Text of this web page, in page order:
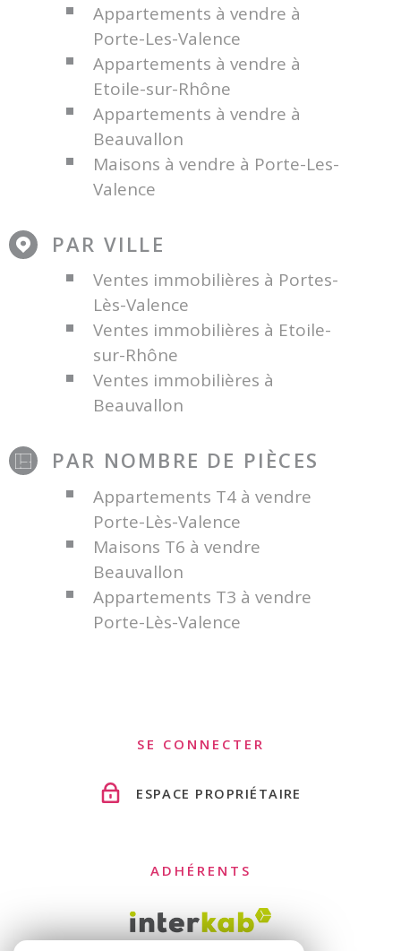
Appartements à vendre à
Porte-Les-Valence
Appartements à vendre à
Etoile-sur-Rhône
Appartements à vendre à
Beauvallon
Maisons à vendre à Porte-Les-
Valence
PAR VILLE
Ventes immobilières à Portes-
Lès-Valence
Ventes immobilières à Etoile-
sur-Rhône
Ventes immobilières à
Beauvallon
PAR NOMBRE DE PIÈCES
Appartements T4 à vendre
Porte-Lès-Valence
Maisons T6 à vendre
Beauvallon
Appartements T3 à vendre
Porte-Lès-Valence
SE CONNECTER
ESPACE PROPRIÉTAIRE
ADHÉRENTS